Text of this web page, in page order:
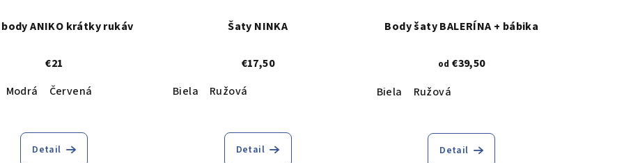
ANIKO krátky rukáv
€21
Modrá Červená
Detail
Šaty NINKA
€17,50
Biela
Ružová
Detail
Body šaty BALERÍNA + bábika
od €39,50
Biela
Ružová
Detail